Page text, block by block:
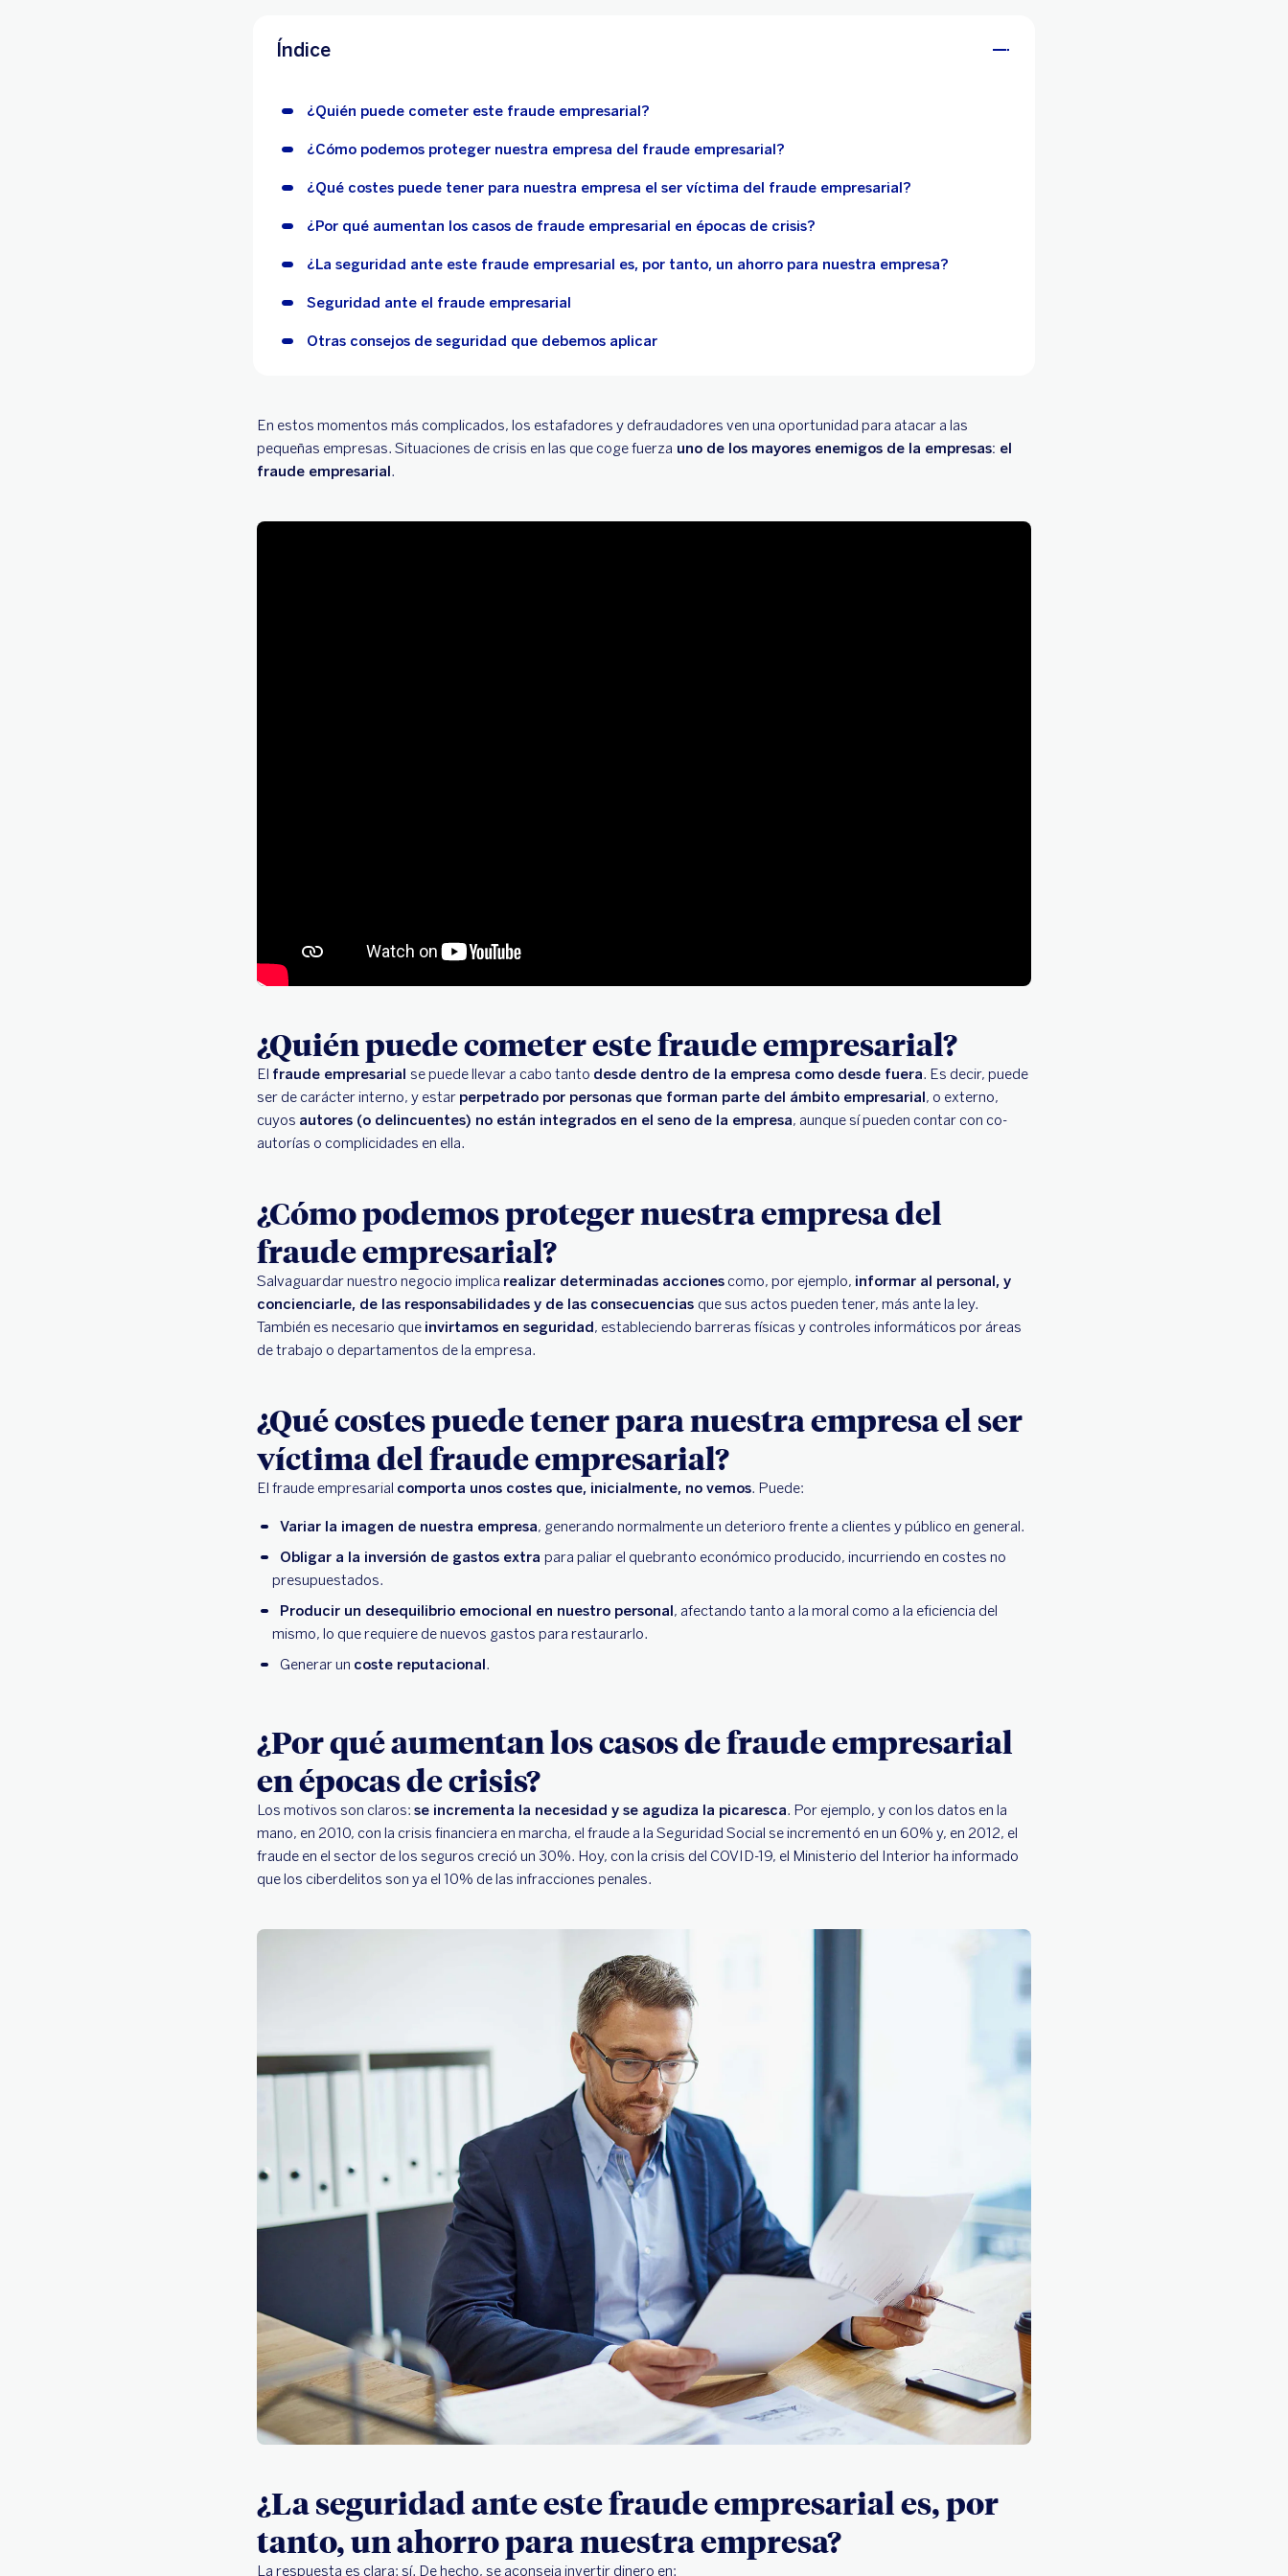
Índice
¿Quién puede cometer este fraude empresarial?
¿Cómo podemos proteger nuestra empresa del fraude empresarial?
¿Qué costes puede tener para nuestra empresa el ser víctima del fraude empresarial?
¿Por qué aumentan los casos de fraude empresarial en épocas de crisis?
¿La seguridad ante este fraude empresarial es, por tanto, un ahorro para nuestra empresa?
Seguridad ante el fraude empresarial
Otras consejos de seguridad que debemos aplicar
En estos momentos más complicados, los estafadores y defraudadores ven una oportunidad para atacar a las
pequeñas empresas. Situaciones de crisis en las que coge fuerza uno de los mayores enemigos de la empresas: el
fraude empresarial.
¿Quién puede cometer este fraude empresarial?
El fraude empresarial se puede llevar a cabo tanto desde dentro de la empresa como desde fuera. Es decir, puede
ser de carácter interno, y estar perpetrado por personas que forman parte del ámbito empresarial, o externo,
cuyos autores (o delincuentes) no están integrados en el seno de la empresa, aunque sí pueden contar con co-
autorías o complicidades en ella.
¿Cómo podemos proteger nuestra empresa del
fraude empresarial?
Salvaguardar nuestro negocio implica realizar determinadas acciones como, por ejemplo, informar al personal, y
concienciarle, de las responsabilidades y de las consecuencias que sus actos pueden tener, más ante la ley.
También es necesario que invirtamos en seguridad, estableciendo barreras físicas y controles informáticos por áreas
de trabajo o departamentos de la empresa.
¿Qué costes puede tener para nuestra empresa el ser
víctima del fraude empresarial?
El fraude empresarial comporta unos costes que, inicialmente, no vemos. Puede:
Variar la imagen de nuestra empresa, generando normalmente un deterioro frente a clientes y público en general.
Obligar a la inversión de gastos extra para paliar el quebranto económico producido, incurriendo en costes no
presupuestados.
Producir un desequilibrio emocional en nuestro personal, afectando tanto a la moral como a la eficiencia del
mismo, lo que requiere de nuevos gastos para restaurarlo.
Generar un coste reputacional.
¿Por qué aumentan los casos de fraude empresarial
en épocas de crisis?
Los motivos son claros: se incrementa la necesidad y se agudiza la picaresca. Por ejemplo, y con los datos en la
mano, en 2010, con la crisis financiera en marcha, el fraude a la Seguridad Social se incrementó en un 60% y, en 2012, el
fraude en el sector de los seguros creció un 30%. Hoy, con la crisis del COVID-19, el Ministerio del Interior ha informado
que los ciberdelitos son ya el 10% de las infracciones penales.
¿La seguridad ante este fraude empresarial es, por
tanto, un ahorro para nuestra empresa?
La respuesta es clara: sí. De hecho, se aconseja invertir dinero en: